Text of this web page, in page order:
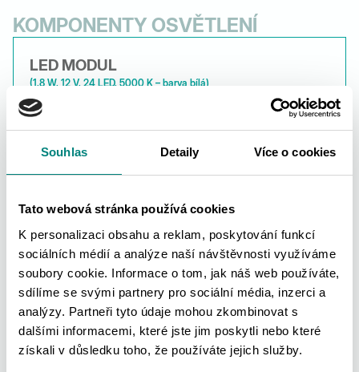
Souhlas Detaily Více o cookies
Tato webová stránka používá cookies
K personalizaci obsahu a reklam, poskytování funkcí
sociálních médií a analýze naší návštěvnosti využíváme
soubory cookie. Informace o tom, jak náš web používáte,
sdílíme se svými partnery pro sociální média, inzerci a
analýzy. Partneři tyto údaje mohou zkombinovat s
dalšími informacemi, které jste jim poskytli nebo které
získali v důsledku toho, že používáte jejich služby.
KOMPONENTY OSVĚTLENÍ
LED MODUL
(1,8 W, 12 V, 24 LED, 5000 K – barva bílá)
délka 250 mm
NAPÁJECÍ KABEL
délka 1000 mm
NAPÁJECÍ KABEL
(LED pásek – trafo)
délka 1000 mm